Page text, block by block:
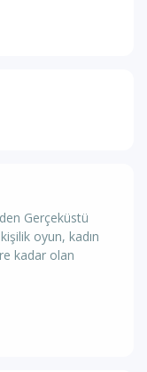
Gerçeküstü
oyun, kadın
kadar olan